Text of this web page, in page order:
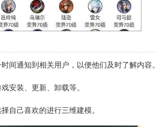
间通知到相关用户，以便他们及时了解内容。
安装、更新、卸载等。
自己喜欢的进行三维建模。